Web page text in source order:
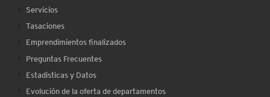
Servicios
Tasaciones
Emprendimientos finalizados
Preguntas Frecuentes
Estadísticas y Datos
Evolución de la oferta de departamentos